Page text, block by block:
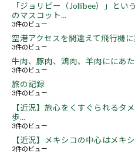
「ジョリビー（Jollibee）」とい
のマスコット...
3件のビュー
空港アクセスを間違えて飛行機
3件のビュー
牛肉、豚肉、鶏肉、羊肉ににあ
3件のビュー
旅の記録
3件のビュー
【近況】旅心をくすぐられるタ
歩...
3件のビュー
【近況】メキシコの中心はメキ
2件のビュー